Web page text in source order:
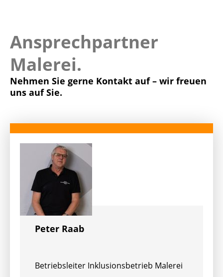
Ansprechpartner
Malerei.
Nehmen Sie gerne Kontakt auf – wir freuen
uns auf Sie.
Peter Raab
Betriebsleiter Inklusionsbetrieb Malerei